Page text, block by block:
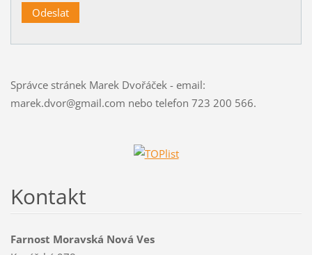
Správce stránek Marek Dvořáček - email:
marek.dvor@gmail.com nebo telefon 723 200 566.
Kontakt
Farnost Moravská Nová Ves